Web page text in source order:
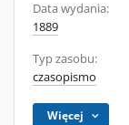
Data wydania:
1889
Typ zasobu:
czasopismo
Więcej